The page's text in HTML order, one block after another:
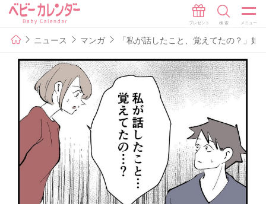
ニュース マンガ 「私が話したこと、覚えてたの？」